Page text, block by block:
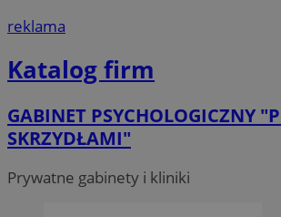
reklama
Katalog firm
GABINET PSYCHOLOGICZNY
SKRZYDŁAMI"
Prywatne gabinety i kliniki